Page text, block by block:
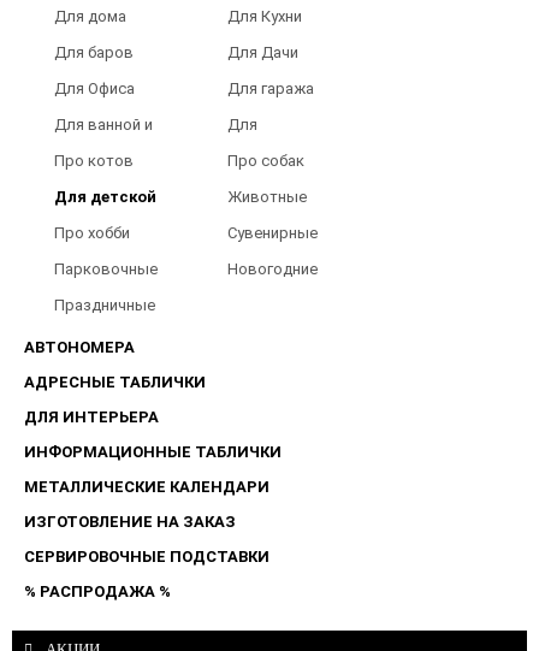
Для дома
Для Кухни
Для баров
Для Дачи
Для Офиса
Для гаража
Для ванной и
Для
Про котов
Про собак
Для детской
Животные
Про хобби
Сувенирные
Парковочные
Новогодние
Праздничные
АВТОНОМЕРА
АДРЕСНЫЕ ТАБЛИЧКИ
ДЛЯ ИНТЕРЬЕРА
ИНФОРМАЦИОННЫЕ ТАБЛИЧКИ
МЕТАЛЛИЧЕСКИЕ КАЛЕНДАРИ
ИЗГОТОВЛЕНИЕ НА ЗАКАЗ
СЕРВИРОВОЧНЫЕ ПОДСТАВКИ
% РАСПРОДАЖА %